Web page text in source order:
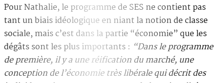
Pour Nathalie, le programme de SES ne contient pas
tant un biais idéologique en niant la notion de classe
sociale, mais c’est dans la partie “économie” que les
dégâts sont les plus importants : “Dans le programme
de première, il y a une réification du marché, une
conception de l’économie très libérale qui décrit des